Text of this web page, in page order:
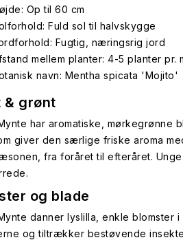
Op til 60 cm
Fuld sol til halvskygge
Fugtig, næringsrig jord
mellem planter: 4-5 planter pr.
navn: Mentha spicata 'Mojito'
& grønt
har aromatiske, mørkegrønne
giver den særlige friske aroma
fra foråret til efteråret.
og blade
danner lyslilla, enkle blomster
og tiltrækker bestøvende